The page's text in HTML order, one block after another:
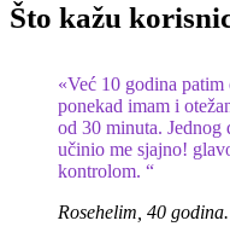
Što kažu
«Već 10 godina
ponekad imam i
od 30 minuta. Jednog
učinio me sjajno!
kontrolom. “
Rosehelim, 40 godina.